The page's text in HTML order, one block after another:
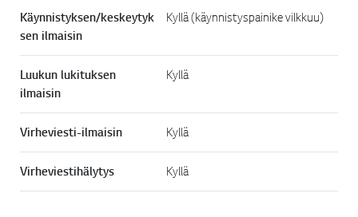
Käynnistyksen/keskeytyk
sen ilmaisin
Kyllä (käynnistyspainike vilkkuu)
Luukun lukituksen
ilmaisin
Kyllä
Virheviesti-ilmaisin Kyllä
Virheviestihälytys Kyllä